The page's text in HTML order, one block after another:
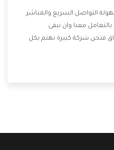
التواصل السريع والمباشر
معنا وان نبقى
فنحن شركة كبيرة نهتم بكل
الصيانة التى تكون من أهم